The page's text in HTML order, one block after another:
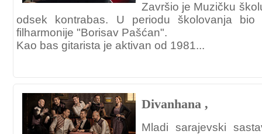
Završio je Muzičku
odsek kontrabas. U periodu školovanja bio
filharmonije "Borisav Pašćan".
Kao bas gitarista je aktivan od 1981...
Divanhana ,
Mladi sarajevski